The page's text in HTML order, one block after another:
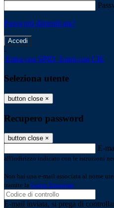
Password dimenticata?
-
Entra con SPID Entra con CIE
Seleziona utente
button close ×
Recupero password
button close ×
E-
all'indirizzo indicato con le istruzioni
Non hai una e-mail associata al nome
tramite la Login Spaggiari
E-mail inviata, si prega di